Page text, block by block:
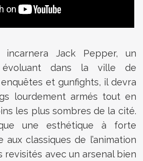
Jack Pepper, un
dans la ville de
et gunfights, il devra
lourdement armés tout en
les plus sombres de la cité.
une esthétique à forte
aux classiques de l’animation
revisités avec un arsenal bien